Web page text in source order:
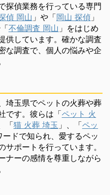
探偵業務を行っている専門
偵 岡山 」や「岡山 探偵 」
不倫調査 岡山 」をはじめ
供しています。確かな調査
な調査で、個人の悩みや企
埼玉県でペットの火葬や葬
です。彼らは「ペット 火
「猫 火葬 埼玉 」、「ペッ
ードで知られ、愛するペッ
サポートを行っています。
ナーの感情を尊重しながら